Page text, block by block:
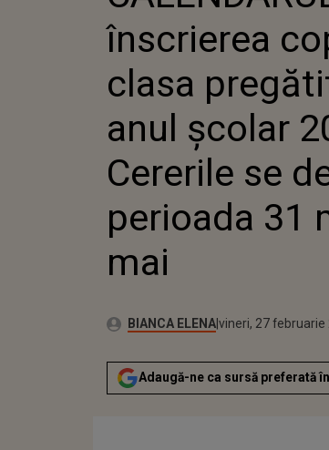
2026-
înscrierea
clasa
anul școlar
Cererile se
perioada 31
mai
Autor:BIANCA ELENAPublicat:
vineri, 27 februarie
Actualizat:
vineri, 27 februarie
Adaugă-ne ca sursă preferată